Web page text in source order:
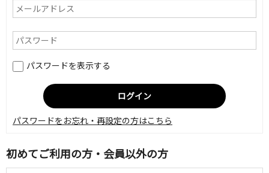
パスワードを表示する
パスワードをお忘れ・再設定の方はこちら
初めてご利用の方・会員以外の方